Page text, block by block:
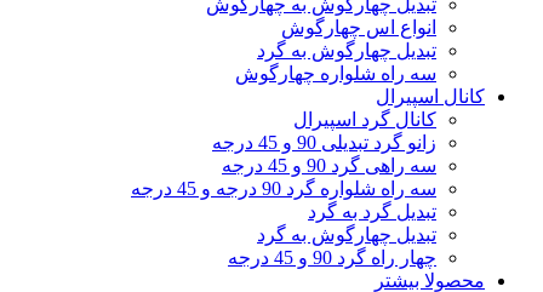
تبدیل چهارگوش به چهارگوش
انواع اس چهارگوش
تبدیل چهارگوش به گرد
سه راه شلواره چهارگوش
کانال اسپیرال
کانال گرد اسپیرال
زانو گرد تبدیلی 90 و 45 درجه
سه راهی گرد 90 و 45 درجه
سه راه شلواره گرد 90 درجه و 45 درجه
تبدیل گرد به گرد
تبدیل چهارگوش به گرد
چهار راه گرد 90 و 45 درجه
محصولا بیشتر